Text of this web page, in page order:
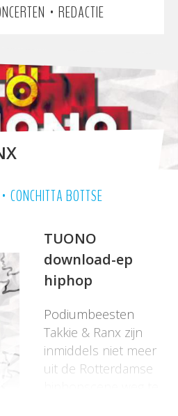
• REDACTIE
• CONCHITTA BOTTSE
TUONO
download-ep
hiphop
Podiumbeesten
Takkie & Ranx zijn
inmiddels niet meer
uit de Rotterdamse